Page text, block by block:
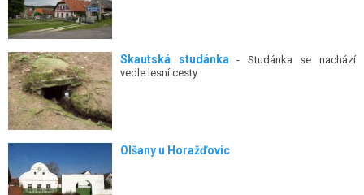
Skautská studánka - Studánka se nachází
vedle lesní cesty
Olšany u Horažďovic